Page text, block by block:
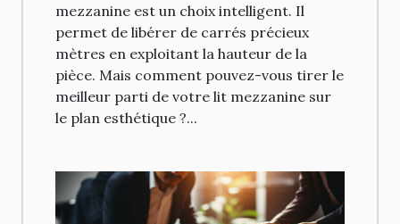
mezzanine est un choix intelligent. Il
permet de libérer de carrés précieux
mètres en exploitant la hauteur de la
pièce. Mais comment pouvez-vous tirer le
meilleur parti de votre lit mezzanine sur
le plan esthétique ?...